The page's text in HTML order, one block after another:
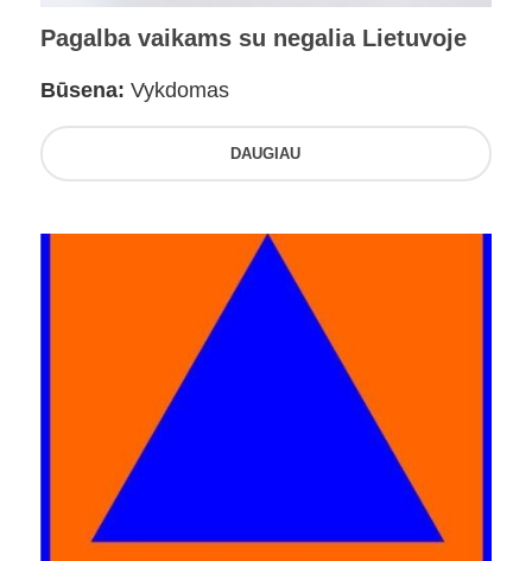
Pagalba vaikams su negalia Lietuvoje
Būsena: Vykdomas
DAUGIAU